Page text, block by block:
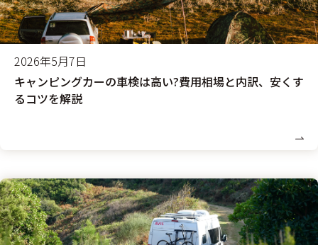
2026年5月7日
キャンピングカーの車検は高い?費用相場と内訳、安くす
るコツを解説